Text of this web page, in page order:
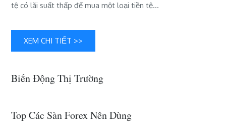
nó
như
tệ có lãi suất thấp để mua một loại tiền tệ…
XEM CHI TIẾT >>
Biến Động Thị Trường
Top Các Sàn Forex Nên Dùng